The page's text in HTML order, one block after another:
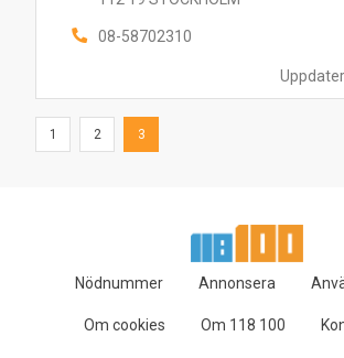
08-58702310
1 2 3
Nödnummer Annonsera
Om cookies Om 118 100